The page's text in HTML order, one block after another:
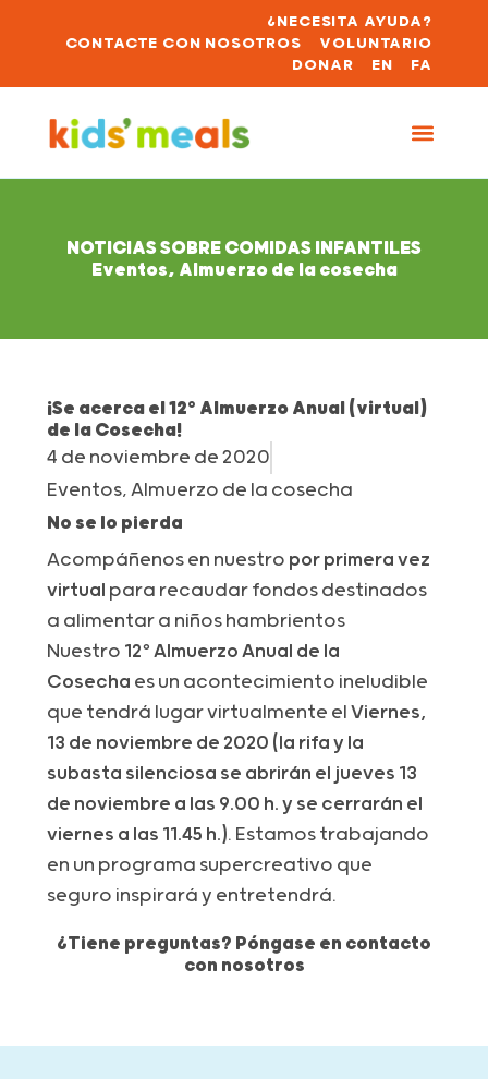
¿NECESITA AYUDA?
CONTACTE CON NOSOTROS
VOLUNTARIO
DONAR
EN FA
NOTICIAS SOBRE COMIDAS INFANTILES
Eventos, Almuerzo de la cosecha
¡Se acerca el 12º Almuerzo Anual (virtual)
de la Cosecha!
4 de noviembre de 2020
Eventos,Almuerzo de la cosecha
No se lo pierda
Acompáñenos en nuestro por primera vez
virtual para recaudar fondos destinados
a alimentar a niños hambrientos
Nuestro 12º Almuerzo Anual de la
Cosecha es un acontecimiento ineludible
que tendrá lugar virtualmente elViernes,
13 de noviembre de 2020 (la rifa y la
subasta silenciosa se abrirán el jueves 13
de noviembre a las 9.00 h. y se cerrarán el
viernes a las 11.45 h.). Estamos trabajando
en un programa supercreativo que
seguro inspirará y entretendrá.
¿Tiene preguntas? Póngase en contacto
con nosotros